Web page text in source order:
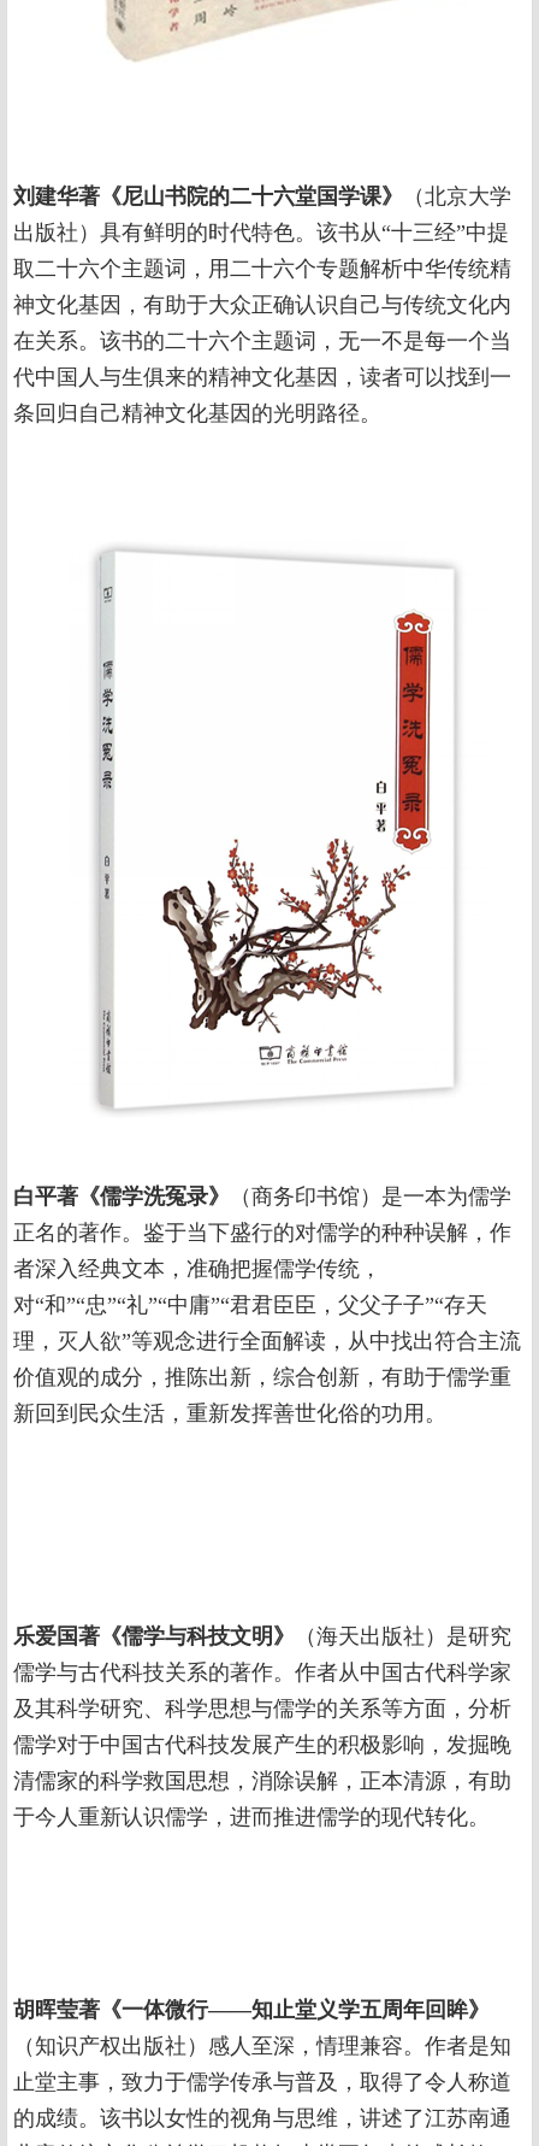
刘建华著《尼山书院的二十六堂国学课》
（北京大学
出版社）具有鲜明的时代特色。该书从“十三经”中提
取二十六个主题词，用二十六个专题解析中华传统精
神文化基因，有助于大众正确认识自己与传统文化内
在关系。该书的二十六个主题词，无一不是每一个当
代中国人与生俱来的精神文化基因，读者可以找到一
条回归自己精神文化基因的光明路径。
白平著《儒学洗冤录》
（商务印书馆）是一本为儒学
正名的著作。鉴于当下盛行的对儒学的种种误解，作
者深入经典文本，准确把握儒学传统，
对“和”“忠”“礼”“中庸”“君君臣臣，父父子子”“存天
理，灭人欲”等观念进行全面解读，从中找出符合主流
价值观的成分，推陈出新，综合创新，有助于儒学重
新回到民众生活，重新发挥善世化俗的功用。
乐爱国著《儒学与科技文明》
（海天出版社）是研究
儒学与古代科技关系的著作。作者从中国古代科学家
及其科学研究、科学思想与儒学的关系等方面，分析
儒学对于中国古代科技发展产生的积极影响，发掘晚
清儒家的科学救国思想，消除误解，正本清源，有助
于今人重新认识儒学，进而推进儒学的现代转化。
胡晖莹著《一体微行——知止堂义学五周年回眸》
（知识产权出版社）感人至深，情理兼容。作者是知
止堂主事，致力于儒学传承与普及，取得了令人称道
的成绩。该书以女性的视角与思维，讲述了江苏南通